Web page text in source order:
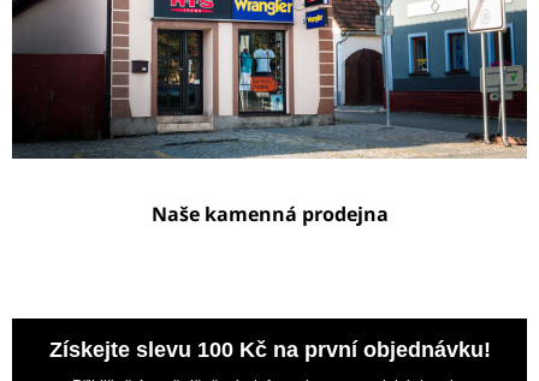
Naše kamenná prodejna
Získejte slevu 100 Kč na první objednávku!